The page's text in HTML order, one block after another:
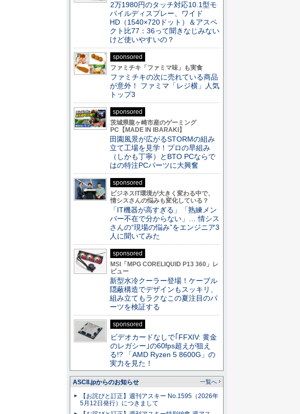
2万1980円のタッチ対応10.1型モ
バイルディスプレー、ワイド
HD（1540×720ドット）＆アスペ
クト比77：36って聞きなじみない
けど使いやすいの？
sponsored
ファミチキ「ファミマ味」も実食
ファミチキの次に売れている商品
が意外！ ファミマ「レジ横」人気
トップ3
sponsored
茨城県龍ヶ崎市産のゲーミング
PC【MADE IN IBARAKI】
田園風景が広がるSTORMの組み
立て工場を見学！プロの早組み
（しかも丁寧）とBTO PCならで
はの特注PCパーツに大興奮
sponsored
ビジネスIT環境が大きく変わる中で、
情シスさんの悩みも変化している？
「IT機器が高すぎる」「熟練メン
バー不在で分からない」… 情シス
さんの“現場の悩み”をエンジニア3
人に聞いてみた
sponsored
MSI「MPG CORELIQUID P13 360」レ
ビュー
新型水冷クーラー登場！ケーブル
隠蔽構造でデザインもスッキリ、
組み立てもラクなこの夏注目のパ
ーツを検証する
sponsored
ビデオカードなしで｢FFXIV: 黄金
のレガシー｣の60fps超えが狙え
る!? 「AMD Ryzen 5 8600G」の
実力を見た！
ASCII.jpからのお知らせ 一覧へ
【お詫びと訂正】週刊アスキー No.1595（2026年
5月12日発行）につきまして